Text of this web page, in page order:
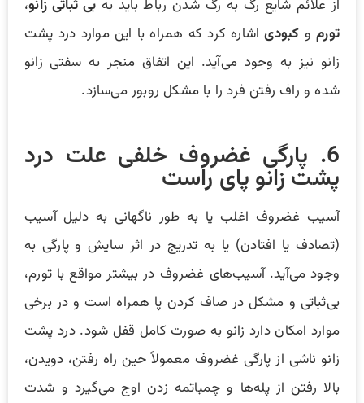
از علائم شایع رگ به رگ شدن رباط باید به بی ثباتی زانو،
تورمو کبودیاشاره کرد که همراه با این موارد درد پشت
زانو نیز به وجود می‌آید. این اتفاق منجر به سفتی زانو
شده و راف رفتن فرد را با مشکل روبور می‌سازد.
6. پارگی غضروف خلفی علت درد
پشت زانو پای راست
آسیب غضروف اغلب یا به طور ناگهانی به دلیل آسیب
(تصادف یا افتادن) یا به تدریج در اثر سایش و پارگی به
وجود می‌آید. آسیب‌های غضروف در بیشتر مواقع با تورم،
بی‌ثباتی و مشکل در صاف کردن پا همراه است و در برخی
موارد امکان دارد زانو به صورت کامل قفل شود. درد پشت
زانو ناشی از پارگی غضروف معمولاً حین راه رفتن، دویدن،
بالا رفتن از پله‌ها و چمباتمه زدن اوج می‌گیرد و شدت